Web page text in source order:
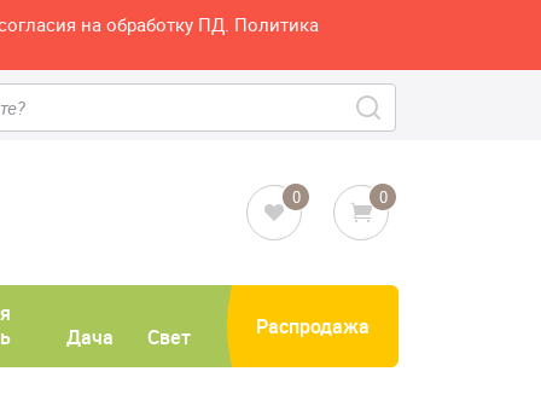
на обработку ПД. Политика
0 0
Дача Свет Распродажа